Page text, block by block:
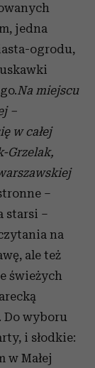
jedna
ogrodu,
Na miejscu
–
w całej
Grzelak,
–
starsi –
na
ale też
świeżych
Do wyboru
i słodkie:
w Małej